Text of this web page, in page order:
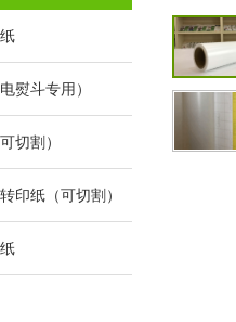
熨斗专用）
切割）
印纸（可切割）